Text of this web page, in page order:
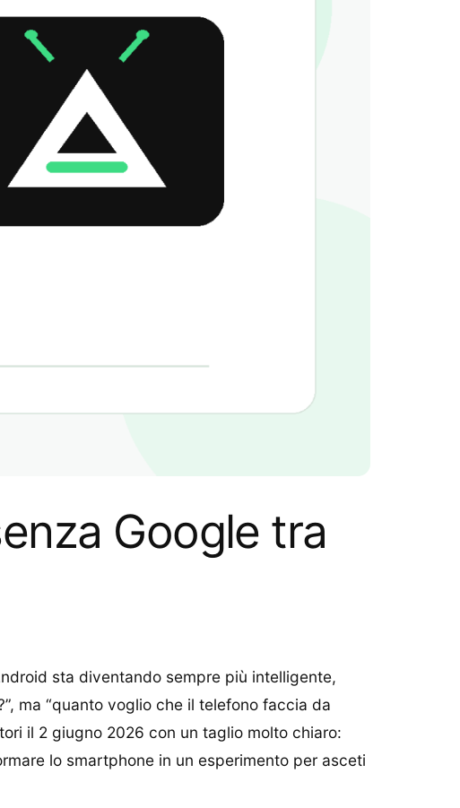
Google tra
sta diventando sempre più intelligente,
ma “quanto voglio che il telefono faccia da
il 2 giugno 2026 con un taglio molto chiaro:
lo smartphone in un esperimento per asceti